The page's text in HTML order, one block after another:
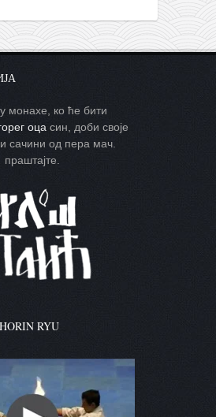
монахе, ко ће бити
оца син, доби своје
сачини од пера мач.
RYU